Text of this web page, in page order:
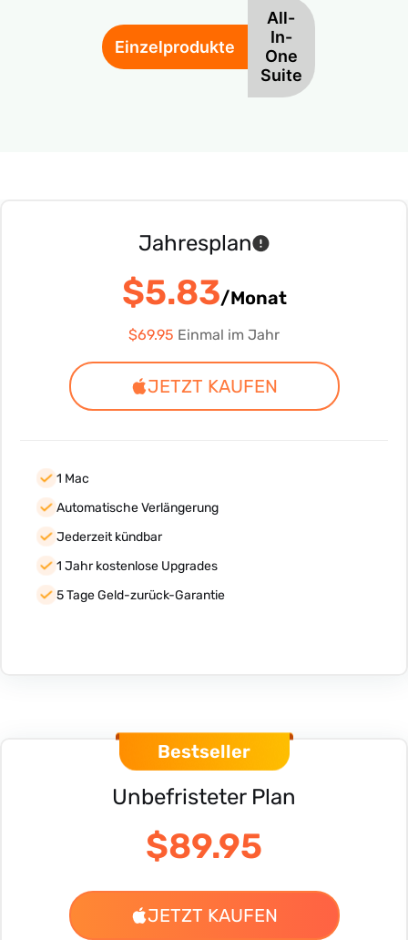
Einzelprodukte
All-
In-
One
Suite
Jahresplan
$5.83/Monat
$69.95 Einmal im Jahr
JETZT KAUFEN
1 Mac
Automatische Verlängerung
Jederzeit kündbar
1 Jahr kostenlose Upgrades
5 Tage Geld-zurück-Garantie
Bestseller
Unbefristeter Plan
$89.95
JETZT KAUFEN